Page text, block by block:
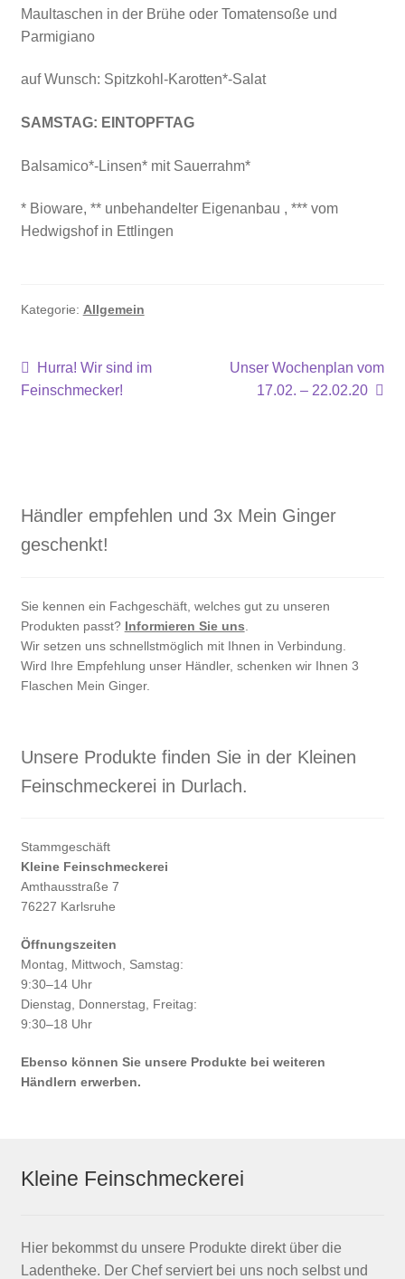
Maultaschen in der Brühe oder Tomatensoße und
Parmigiano
auf Wunsch: Spitzkohl-Karotten*-Salat
SAMSTAG: EINTOPFTAG
Balsamico*-Linsen* mit Sauerrahm*
* Bioware, ** unbehandelter Eigenanbau , *** vom
Hedwigshof in Ettlingen
Kategorie: Allgemein
Beitragsnavigation
Vorheriger
Beitrag:
Hurra! Wir sind im
Feinschmecker!
Nächster
Beitrag:
Unser Wochenplan vom
17.02. – 22.02.20
Händler empfehlen und 3x Mein Ginger
geschenkt!
Sie kennen ein Fachgeschäft, welches gut zu unseren
Produkten passt? Informieren Sie uns
Wir setzen uns schnellstmöglich mit Ihnen in Verbindung.
Wird Ihre Empfehlung unser Händler, schenken wir Ihnen 3
Flaschen Mein Ginger.
Unsere Produkte finden Sie in der Kleinen
Feinschmeckerei in Durlach.
Stammgeschäft
Kleine Feinschmeckerei
Amthausstraße 7
76227 Karlsruhe
Öffnungszeiten
Montag, Mittwoch, Samstag:
9:30–14 Uhr
Dienstag, Donnerstag, Freitag:
9:30–18 Uhr
Ebenso können Sie unsere Produkte bei weiteren
Händlern erwerben.
Kleine Feinschmeckerei
Hier bekommst du unsere Produkte direkt über die
Ladentheke. Der Chef serviert bei uns noch selbst und